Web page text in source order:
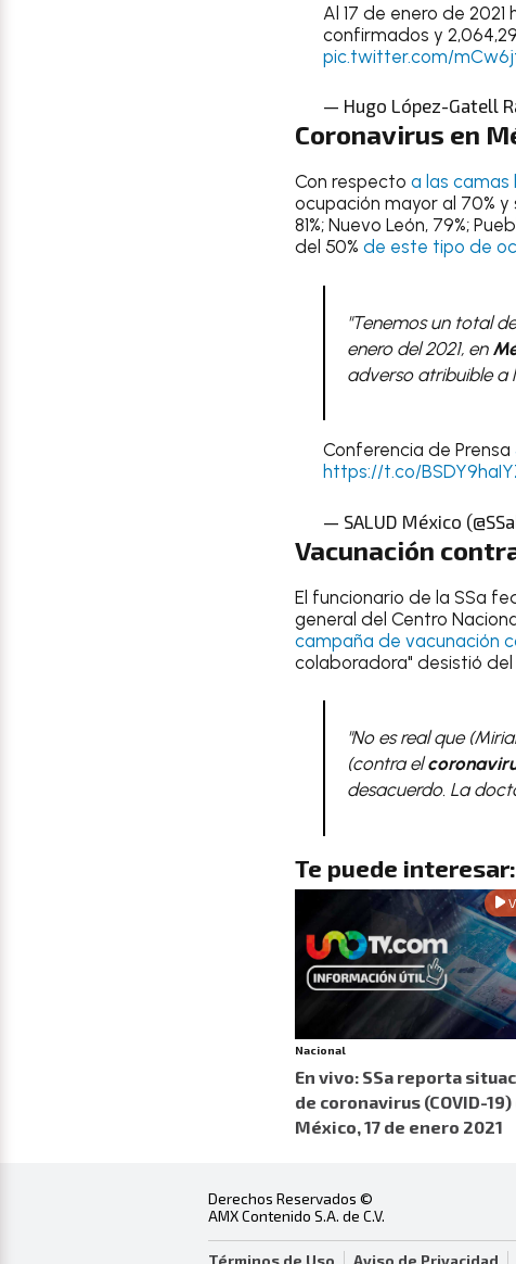
Al 17 de enero de 2021
confirmados y
pic.twitter.com/
— Hugo López-Gatell
Coronavirus en
Con respecto a las camas
ocupación mayor al 70%
81%; Nuevo León, 79%;
del 50% de este tipo de
"Tenemos un total
enero del 2021, en
adverso atribuible a
Conferencia de Prensa
https://t.co/
— SALUD México
Vacunación
El funcionario de la SSa
general del Centro
campaña de vacunación
colaboradora" desistió
"No es real que
(contra el
desacuerdo. La
Te puede interesar:
Nacional
En vivo: SSa reporta
de coronavirus (COVID-19)
México, 17 de enero 2021
Derechos Reservados ©
AMX Contenido S.A. de C.V.